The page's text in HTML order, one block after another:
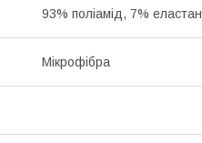
93% поліамід, 7% еластан
Мікрофібра